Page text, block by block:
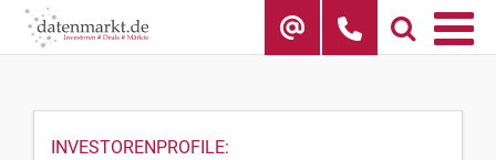
Skip
INVESTORENPROFILE: